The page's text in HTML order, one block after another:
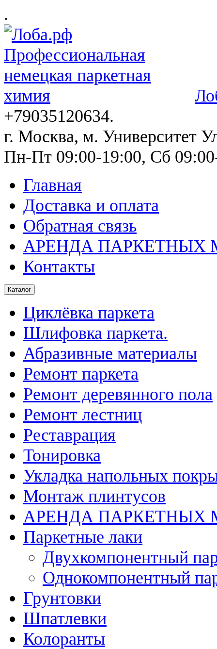
.
+79035120634​.
г. Москва, м. Университет
Пн-Пт 09:00-19:00, Сб
Главная
Доставка и оплата
Обратная связь
АРЕНДА
Контакты
Каталог
Циклёвка паркета
Шлифовка паркета.
Абразивные материалы
Ремонт паркета
Ремонт деревянного пола
Ремонт лестниц
Реставрация
Тонировка
Укладка напольных
Монтаж плинтусов
АРЕНДА
Паркетные лаки
Двухкомпонентный
Однокомпонентный
Грунтовки
Шпатлевки
Колоранты